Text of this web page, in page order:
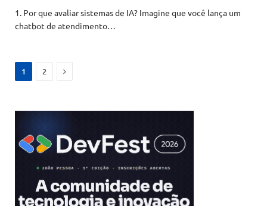
1. Por que avaliar sistemas de IA? Imagine que você lança um
chatbot de atendimento…
1 2 Next